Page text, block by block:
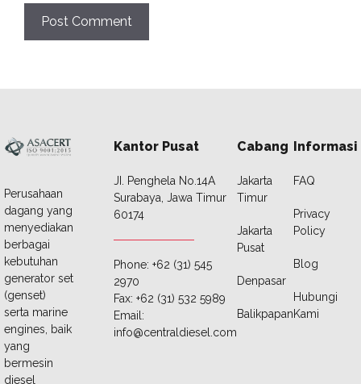
Perusahaan
dagang yang
menyediakan
berbagai
kebutuhan
generator set
(genset)
serta marine
engines, baik
yang
bermesin
diesel
Kantor Pusat
JI. Penghela No.14A
Surabaya, Jawa Timur
60174
Phone: +62 (31) 545
2970
Fax: +62 (31) 532 5989
Email:
info@centraldiesel.com
Cabang
Jakarta
Timur
Jakarta
Pusat
Denpasar
Balikpapan
Informasi
FAQ
Privacy
Policy
Blog
Hubungi
Kami